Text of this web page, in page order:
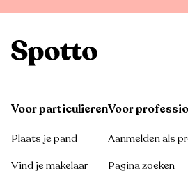
Voor particulieren
Plaats je pand
Vind je makelaar
Voor
Aanmelden als
Pagina zoeken